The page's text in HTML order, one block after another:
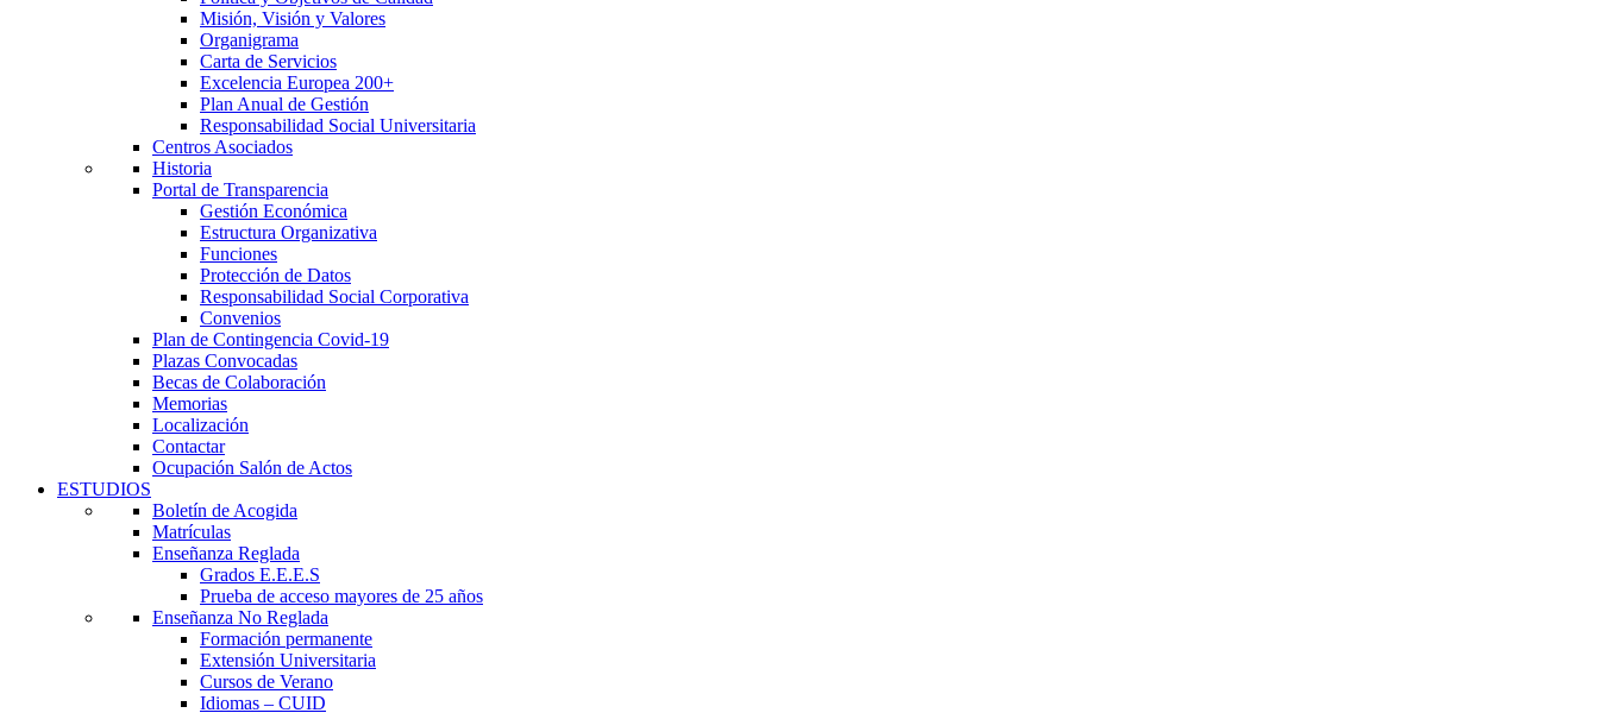
Misión, Visión y Valores
Organigrama
Carta de Servicios
Excelencia Europea 200+
Plan Anual de Gestión
Responsabilidad Social Universitaria
Centros Asociados
Historia
Portal de Transparencia
Gestión Económica
Estructura Organizativa
Funciones
Protección de Datos
Responsabilidad Social Corporativa
Convenios
Plan de Contingencia Covid-19
Plazas Convocadas
Becas de Colaboración
Memorias
Localización
Contactar
Ocupación Salón de Actos
ESTUDIOS
Boletín de Acogida
Matrículas
Enseñanza Reglada
Grados E.E.E.S
Prueba de acceso mayores de 25 años
Enseñanza No Reglada
Formación permanente
Extensión Universitaria
Cursos de Verano
Idiomas – CUID